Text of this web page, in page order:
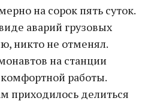
на сорок пять суток.
аварий грузовых
никто не отменял.
на станции
работы.
приходилось делиться